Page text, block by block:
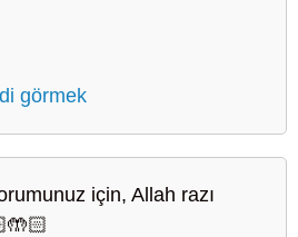
görmek
için, Allah razı